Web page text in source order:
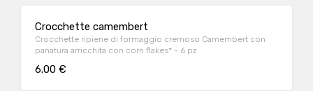
Crocchette camembert
Crocchette ripiene di formaggio cremoso Camembert con
panatura arricchita con corn flakes* - 6 pz
6.00 €